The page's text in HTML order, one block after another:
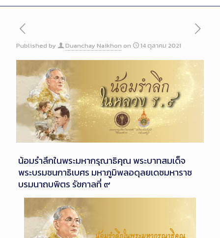
Published by Duanchay Naikhon on 14 ตุลาคม 2021
น้อมรำลึกในพระมหากรุณาธิคุณ พระบาทสมเด็จ
พระบรมชนกาธิเบศร มหาภูมิพลอดุลยเดชมหาราช
บรมนาถบพิตร รัชกาลที่ ๙